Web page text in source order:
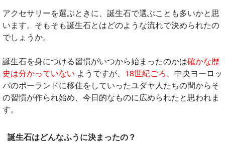
アクセサリーを選ぶときに、誕生石で選ぶことも多いかと思
います。そもそも誕生石とはどのような流れで決められたの
でしょうか。
誕生石を身につける習慣がいつから始まったのかは確かな歴
史は分かっていない ようですが、 18世紀ごろ、 中央ヨーロッ
パのポーランドに移住をしていったユダヤ人たちの間からそ
の習慣が作られ始め、今日的なものに広められたと思われま
す。
誕生石はどんなふうに決まったの？